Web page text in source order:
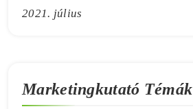
2021. július
Marketingkutató Témák